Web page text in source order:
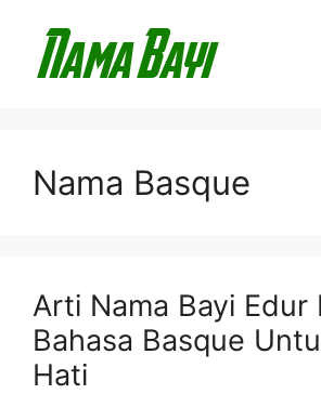
Nama Basque
Arti Nama Bayi Edur
Bahasa Basque
Hati